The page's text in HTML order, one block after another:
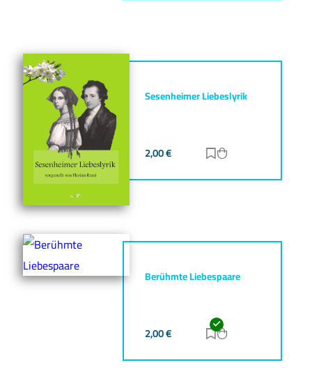
Sesenheimer Liebeslyrik
2,00€ Zur Merkliste
Berühmte Liebespaare
2,00€ Zur Merkliste